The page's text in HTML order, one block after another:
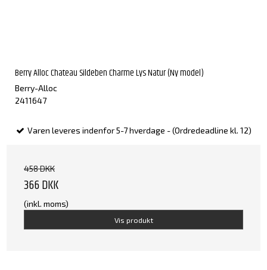
Berry Alloc Chateau Sildeben Charme Lys Natur (Ny model)
Berry-Alloc
2411647
Varen leveres indenfor 5-7 hverdage - (Ordredeadline kl. 12)
458 DKK
366 DKK
(inkl. moms)
Vis produkt